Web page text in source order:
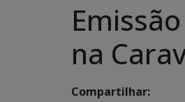
na
Compartilhar: